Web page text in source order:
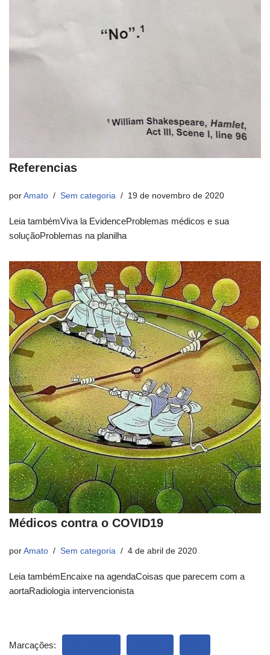
Referencias
por Amato Sem categoria 19 de novembro de 2020
Leia tambémViva la EvidenceProblemas médicos e sua
soluçãoProblemas na planilha
Médicos contra o COVID19
por Amato Sem categoria 4 de abril de 2020
Leia tambémEncaixe na agendaCoisas que parecem com a
aortaRadiologia intervencionista
Marcações: